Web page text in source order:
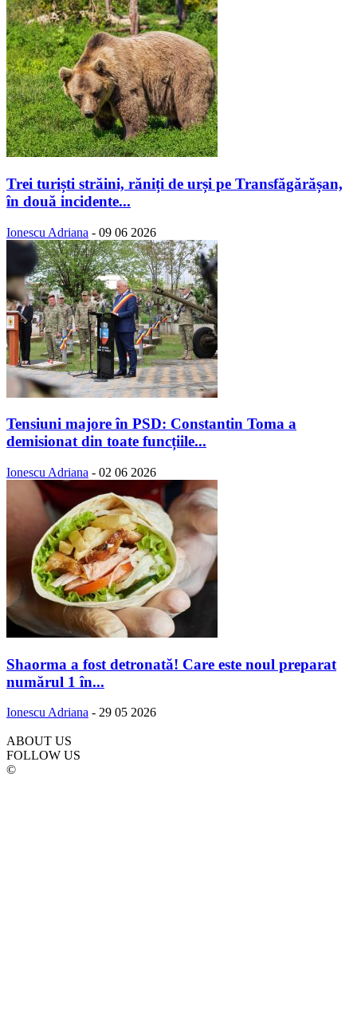
Trei turiști străini, răniți de urși pe Transfăgărășan,
în două incidente...
Ionescu Adriana - 09 06 2026
Tensiuni majore în PSD: Constantin Toma a
demisionat din toate funcțiile...
Ionescu Adriana - 02 06 2026
Shaorma a fost detronată! Care este noul preparat
numărul 1 în...
Ionescu Adriana - 29 05 2026
ABOUT US
FOLLOW US
©